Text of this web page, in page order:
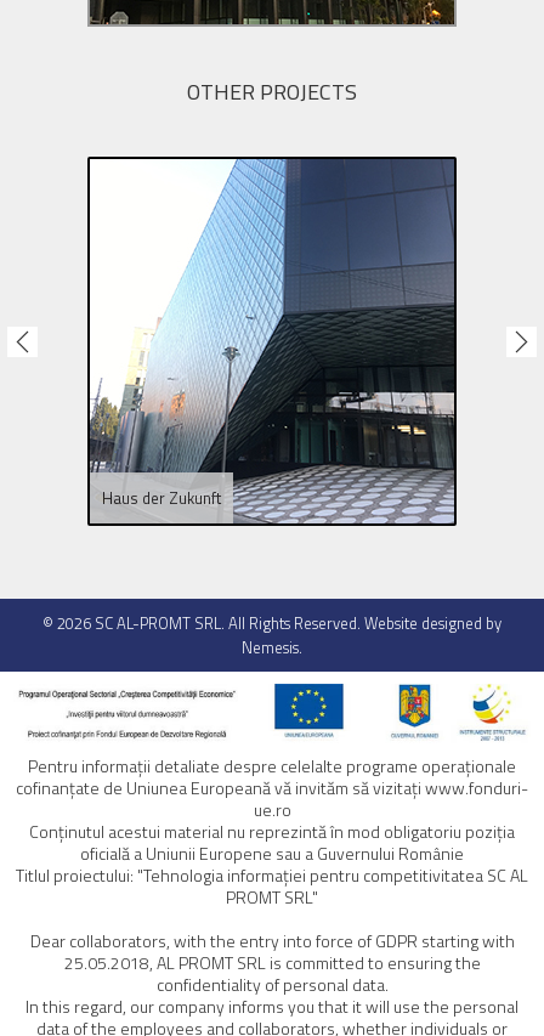
OTHER PROJECTS
Haus der Zukunft
© 2026 SC AL-PROMT SRL. All Rights Reserved. Website designed by
Nemesis.
Pentru informaţii detaliate despre celelalte programe operaţionale
cofinanţate de Uniunea Europeană vă invităm să vizitaţiwww.fonduri-
ue.ro
Conţinutul acestui material nu reprezintă în mod obligatoriu poziţia
oficială a Uniunii Europene sau a Guvernului Românie
Titlul proiectului: "Tehnologia informației pentru competitivitatea SC AL
PROMT SRL"
Dear collaborators, with the entry into force of GDPR starting with
25.05.2018, AL PROMT SRL is committed to ensuring the
confidentiality of personal data.
In this regard, our company informs you that it will use the personal
data of the employees and collaborators, whether individuals or